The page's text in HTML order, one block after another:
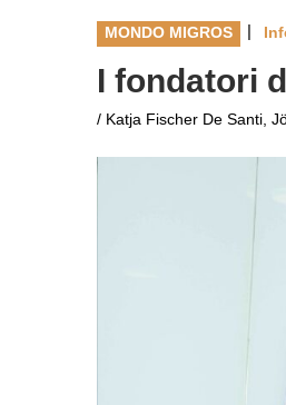
MONDO MIGROS |
I fondatori
/ Katja Fischer De Santi,